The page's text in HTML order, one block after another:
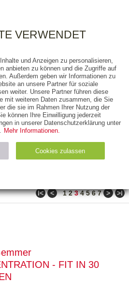
Bestseller
ǀ< < 1 2 3 4 5 6 7 > >ǀ
- FIT IN 30
VERWENDET
und Anzeigen zu personalisieren,
anbieten zu können und die Zugriffe auf
Außerdem geben wir Informationen zu
an unsere Partner für soziale
weiter. Unsere Partner führen diese
mit weiteren Daten zusammen, die Sie
die sie im Rahmen Ihrer Nutzung der
können Ihre Einwilligung jederzeit
in unserer Datenschutzerklärung unter
Mehr Informationen.
Cookies zulassen
Ty
den Zustimmungsstatus des
ge